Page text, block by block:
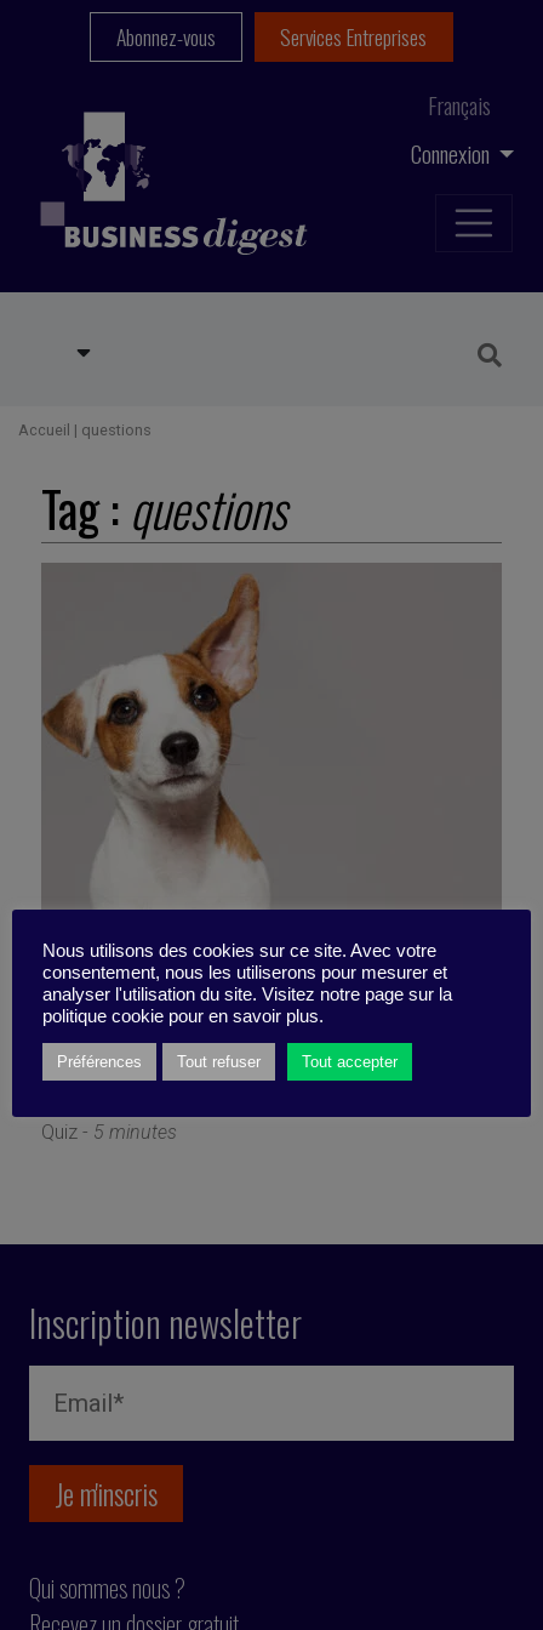
Connexion
Français
Abonnez-vous Services Entreprises
Accueil | questions
Tag : questions
Posez-vous les bonnes
questions ?
Quiz - 5 minutes
Inscription newsletter
Qui sommes nous ?
Nous utilisons des cookies sur ce site. Avec votre
consentement, nous les utiliserons pour mesurer et
analyser l'utilisation du site. Visitez notre page sur la
politique cookie pour en savoir plus.
Préférences Tout refuser Tout accepter